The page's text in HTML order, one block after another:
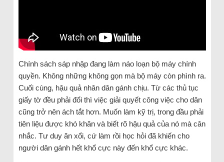
Chính sách sáp nhập đang làm náo loạn bộ máy chính
quyền. Không những không gọn mà bộ máy còn phình ra.
Cuối cùng, hậu quả nhân dân gánh chịu. Từ các thủ tục
giấy tờ đều phải đổi thì việc giải quyết công việc cho dân
cũng trở nên ách tắt hơn. Muốn làm kỹ trị, trong đầu phải
tiên liệu được khó khăn và biết rõ hậu quả của nó mà cân
nhắc. Tư duy ăn xổi, cứ làm rồi học hỏi đã khiến cho
người dân gánh hết khổ cực này đến khổ cực khác.